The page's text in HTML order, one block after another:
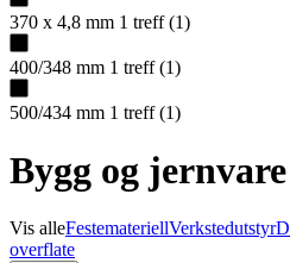
370 x 4,8 mm 1 treff (1)
400/348 mm 1 treff (1)
500/434 mm 1 treff (1)
Bygg og jernvare
Vis alleFestemateriellVerkstedutstyr
overflate